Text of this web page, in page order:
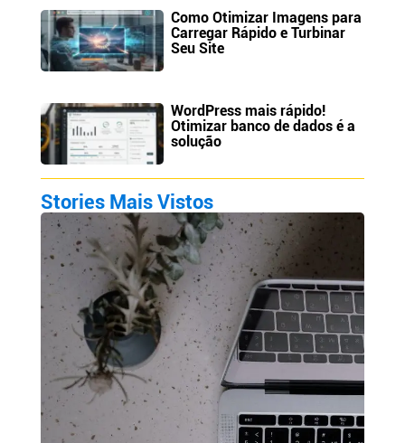
Como Otimizar Imagens para
Carregar Rápido e Turbinar
Seu Site
WordPress mais rápido!
Otimizar banco de dados é a
solução
Stories Mais Vistos